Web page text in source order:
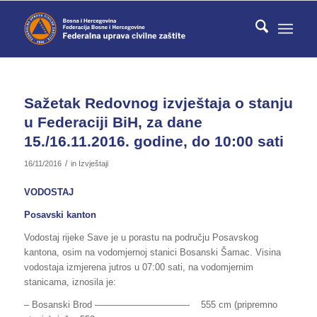
Sažetak Redovnog izvještaja o stanju
u Federaciji BiH, za dane
15./16.11.2016. godine, do 10:00 sati
16/11/2016 / in Izvještaji
VODOSTAJ
Posavski kanton
Vodostaj rijeke Save je u porastu na području Posavskog
kantona, osim na vodomjernoj stanici Bosanski Šamac. Visina
vodostaja izmjerena jutros u 07:00 sati, na vodomjernim
stanicama, iznosila je:
– Bosanski Brod ——————————- 555 cm (pripremno